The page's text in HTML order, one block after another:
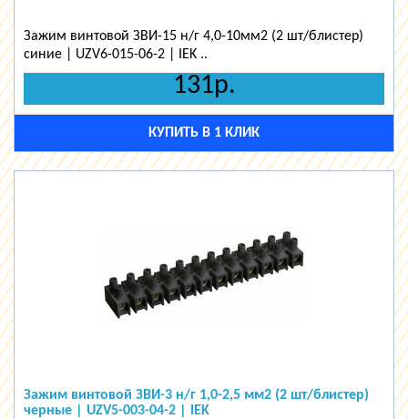
Зажим винтовой ЗВИ-15 н/г 4,0-10мм2 (2 шт/блистер)
синие | UZV6-015-06-2 | IEK ..
131р.
КУПИТЬ В 1 КЛИК
Зажим винтовой ЗВИ-3 н/г 1,0-2,5 мм2 (2 шт/блистер)
черные | UZV5-003-04-2 | IEK